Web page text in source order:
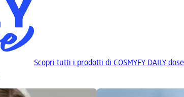
Scopri tutti i prodotti di COSMYFY DAILY dose